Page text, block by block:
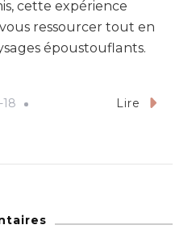
cette expérience
ressourcer tout en
époustouflants.
Lire